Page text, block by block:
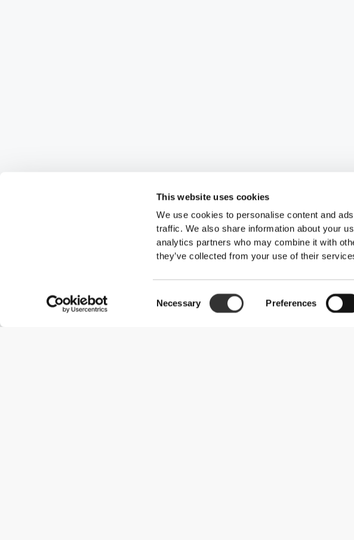
This website uses cookies
We use cookies to personalise content and
traffic. We also share information about your
analytics partners who may combine it with
they’ve collected from your use of their
Selection
Necessary Preferences